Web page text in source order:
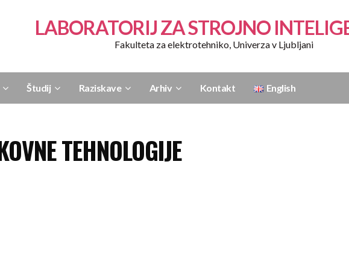
LABORATORIJ ZA STROJNO
Fakulteta za elektrotehniko, Univerza v Ljubljani
Študij Raziskave Arhiv Kontakt English
TEHNOLOGIJE